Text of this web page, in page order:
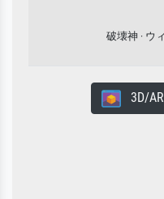
破壊神 · ウ
3D/